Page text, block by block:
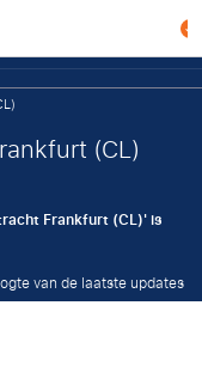
Scherpe prijzen
(CL)
Frankfurt (CL)' is
van de laatste updates